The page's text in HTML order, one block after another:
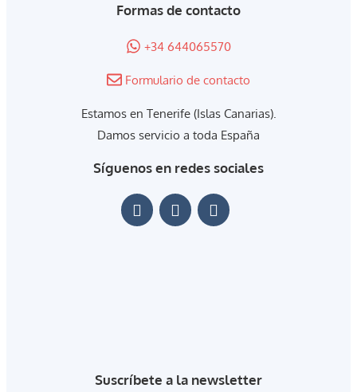
Formas de contacto
+34 644065570
Formulario de contacto
Estamos en Tenerife (Islas Canarias).
Damos servicio a toda España
Síguenos en redes sociales
Suscríbete a la newsletter